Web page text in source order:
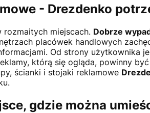
- Drezdenko
rozmaitych miejscach. Dobrze
placówek handlowych
Od strony użytkownika
którą się ogląda, powinny
ścianki i stojaki reklamowe
gdzie można